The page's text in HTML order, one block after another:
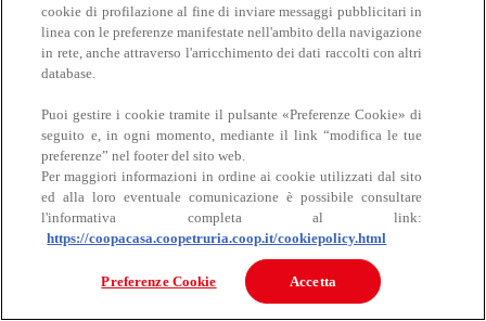
Carne
Carne
Bovino
cookie di profilazione al fine di inviare messaggi pubblicitari in
linea con le preferenze manifestate nell'ambito della navigazione
in rete, anche attraverso l'arricchimento dei dati raccolti con altri
database.
Puoi gestire i cookie tramite il pulsante «Preferenze Cookie» di
seguito e, in ogni momento, mediante il link “modifica le tue
preferenze” nel footer del sito web.
Per maggiori informazioni in ordine ai cookie utilizzati dal sito
ed alla loro eventuale comunicazione è possibile consultare
l'informativa completa al link:
https://coopacasa.coopetruria.coop.it/cookiepolicy.html
Preferenze Cookie Accetta